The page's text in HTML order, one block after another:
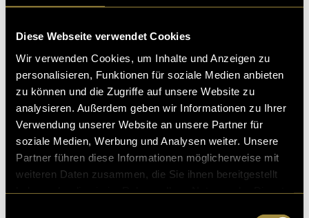
Diese Webseite verwendet Cookies
Wir verwenden Cookies, um Inhalte und Anzeigen zu
personalisieren, Funktionen für soziale Medien anbieten
zu können und die Zugriffe auf unsere Website zu
analysieren. Außerdem geben wir Informationen zu Ihrer
Verwendung unserer Website an unsere Partner für
soziale Medien, Werbung und Analysen weiter. Unsere
Partner führen diese Informationen möglicherweise mit
weiteren Daten zusammen, die Sie ihnen bereitgestellt